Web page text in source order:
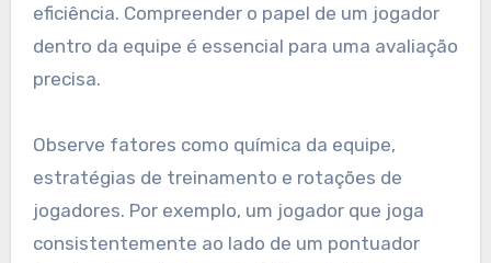
eficiência. Compreender o papel de um jogador
dentro da equipe é essencial para uma avaliação
precisa.
Observe fatores como química da equipe,
estratégias de treinamento e rotações de
jogadores. Por exemplo, um jogador que joga
consistentemente ao lado de um pontuador